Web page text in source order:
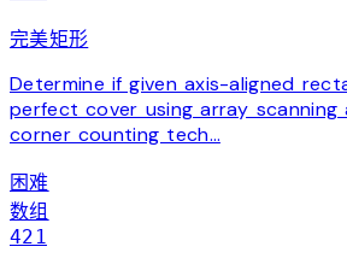
完美矩形
Determine if given axis-aligned
perfect cover using array scanning
corner counting tech…
困难
数组
421